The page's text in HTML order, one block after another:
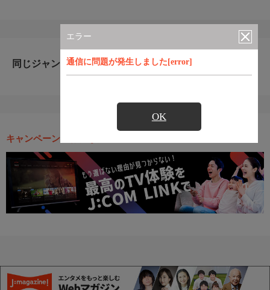
エラー
通信に問題が発生しました[error]
OK
同じジャンルのおすすめ番組
キャンペーン・お得な情報